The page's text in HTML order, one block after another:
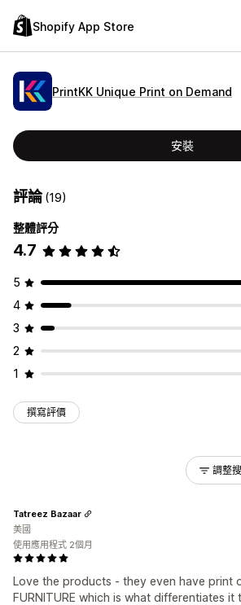
Shopify App Store
PrintKK Unique Print on Demand
安裝
評論(19)
整體評分
4.7
5
4
3
2
1
撰寫評價
調整
Love the products - they even have print
FURNITURE which is what differentiates it
Tatreez Bazaar
美國
使用應用程式 2個月